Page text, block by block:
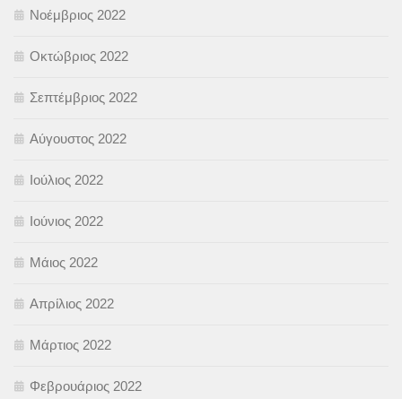
Νοέμβριος 2022
Οκτώβριος 2022
Σεπτέμβριος 2022
Αύγουστος 2022
Ιούλιος 2022
Ιούνιος 2022
Μάιος 2022
Απρίλιος 2022
Μάρτιος 2022
Φεβρουάριος 2022